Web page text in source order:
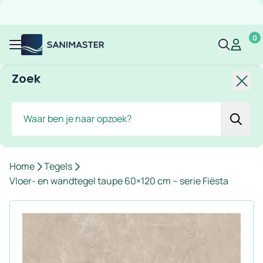
MenuSanimaster MijnMijn
0
Zoek
Home
Tegels
Vloer- en wandtegel taupe 60×120 cm – serie Fiësta